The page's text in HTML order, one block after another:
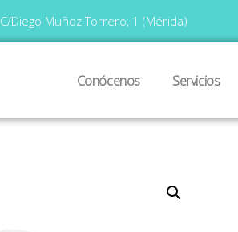
C/Diego Muñoz Torrero, 1 (Mérida)
Conócenos Servicios